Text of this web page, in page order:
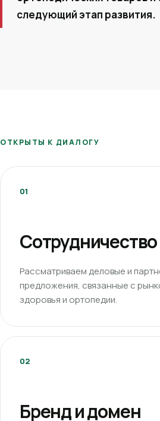
следующий этап развития.
ОТКРЫТЫ К ДИАЛОГУ
01
Сотрудничество
Рассматриваем деловые и
предложения, связанные с
здоровья и ортопедии.
02
Бренд и домен